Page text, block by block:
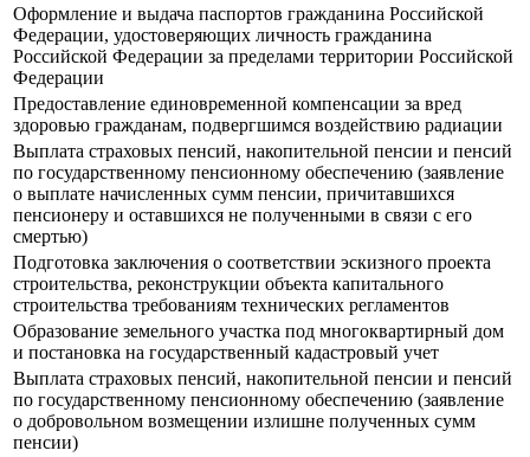
Оформление и выдача паспортов гражданина Российской
Федерации, удостоверяющих личность гражданина
Российской Федерации за пределами территории Российской
Федерации
Предоставление единовременной компенсации за вред
здоровью гражданам, подвергшимся воздействию радиации
Выплата страховых пенсий, накопительной пенсии и пенсий
по государственному пенсионному обеспечению (заявление
о выплате начисленных сумм пенсии, причитавшихся
пенсионеру и оставшихся не полученными в связи с его
смертью)
Подготовка заключения о соответствии эскизного проекта
строительства, реконструкции объекта капитального
строительства требованиям технических регламентов
Образование земельного участка под многоквартирный дом
и постановка на государственный кадастровый учет
Выплата страховых пенсий, накопительной пенсии и пенсий
по государственному пенсионному обеспечению (заявление
о добровольном возмещении излишне полученных сумм
пенсии)